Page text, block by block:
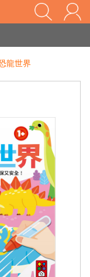
家長樂了!「風車書版集團暨FOOD超人企業總部」目前正興建中!
流程說明』
龍世界